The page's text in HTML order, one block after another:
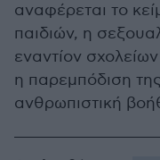
αναφέρεται το
παιδιών, η
εναντίον
η παρεμπόδιση
ανθρωπιστική